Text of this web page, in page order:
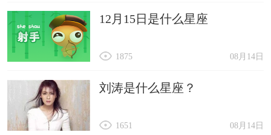
12月15日是什么星座
08月14日
1875
刘涛是什么星座？
08月14日
1651